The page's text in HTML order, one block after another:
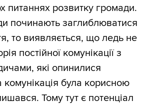
питаннях розвитку громади.
починають заглиблюватися
то виявляється, що ледь не
постійної комунікації з
які опинилися
комунікація була корисною
Тому тут є потенціал